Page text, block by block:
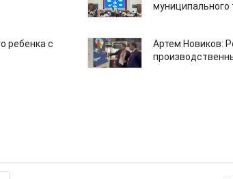
муниципального
ребенка с
Артем Новиков: